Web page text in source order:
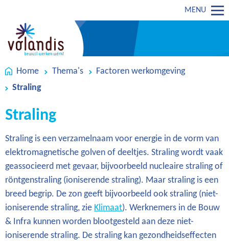
MENU
Home Thema's
Factoren werkomgeving
Straling
Straling
Straling is een verzamelnaam voor energie in de vorm van
elektromagnetische golven of deeltjes. Straling wordt vaak
geassocieerd met gevaar, bijvoorbeeld nucleaire straling of
röntgenstraling (ioniserende straling). Maar straling is een
breed begrip. De zon geeft bijvoorbeeld ook straling (niet-
ioniserende straling, zie Klimaat). Werknemers in de Bouw
& Infra kunnen worden blootgesteld aan deze niet-
ioniserende straling. De straling kan gezondheidseffecten